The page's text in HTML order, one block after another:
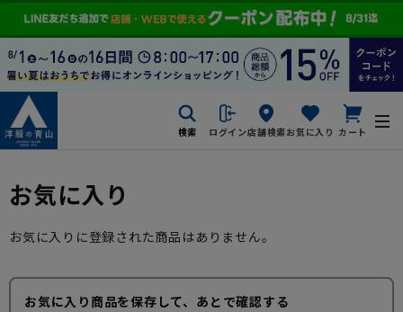
検索 ログイン店舗検索お気に入り カート
お気に入り
お気に入りに登録された商品はありません。
お気に入り商品を保存して、あとで確認する